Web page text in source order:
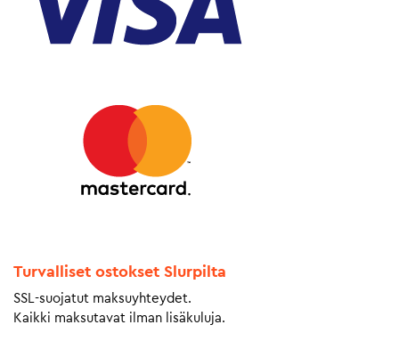
Turvalliset ostokset Slurpilta
SSL-suojatut maksuyhteydet.
Kaikki maksutavat ilman lisäkuluja.